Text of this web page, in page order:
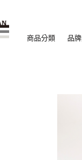
商品分類 品